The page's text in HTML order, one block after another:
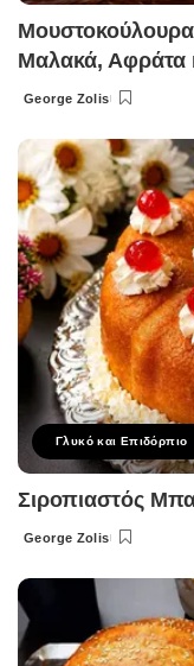
Μουστοκούλουρα
Μαλακά, Αφράτα
Posted
George Zolis
Γλυκό και Επιδόρπιο
Σιροπιαστός
Posted
George Zolis